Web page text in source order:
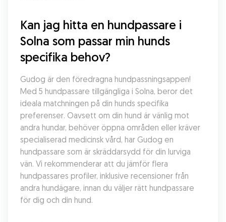
Kan jag hitta en hundpassare i
Solna som passar min hunds
specifika behov?
Gudog är den föredragna hundpassningsappen!
Med 5 hundpassare tillgängliga i Solna, beror det
ideala matchningen på din hunds specifika
preferenser. Oavsett om din hund är vänlig mot
andra hundar, behöver öppna områden eller kräver
specialiserad medicinsk vård, har Gudog en
hundpassare som är skräddarsydd för din lurviga
vän. Vi rekommenderar att du jämför flera
hundpassares profiler, inklusive recensioner från
andra hundägare, innan du väljer rätt hundpassare
för dig och din hund.